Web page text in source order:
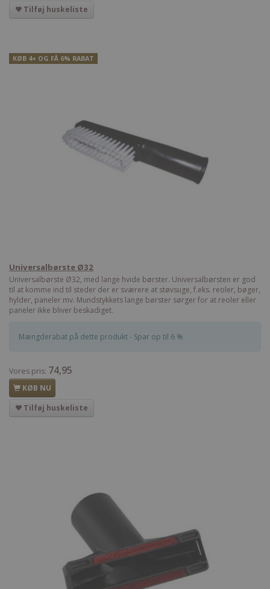
Tilføj huskeliste
KØB 4+ OG FÅ 6% RABAT
Universalbørste Ø32
Universalbørste Ø32, med lange hvide børster. Universalbørsten er god
til at komme ind til steder der er sværere at støvsuge, f.eks. reoler, bøger,
hylder, paneler mv. Mundstykkets lange børster sørger for at reoler eller
paneler ikke bliver beskadiget.
Mængderabat på dette produkt - Spar op til 6 %
Vores pris: 74,95
KØB NU
Tilføj huskeliste